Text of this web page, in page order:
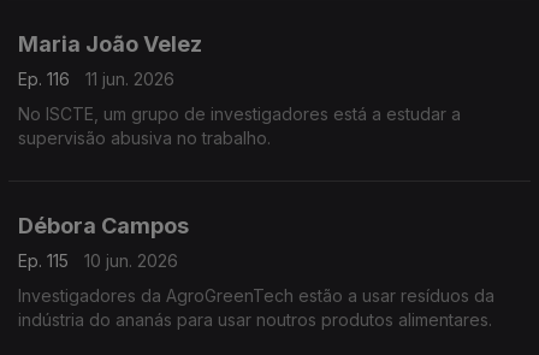
Maria João Velez
Ep. 116
11 jun. 2026
No ISCTE, um grupo de investigadores está a estudar a
supervisão abusiva no trabalho.
Débora Campos
Ep. 115
10 jun. 2026
Investigadores da AgroGreenTech estão a usar resíduos da
indústria do ananás para usar noutros produtos alimentares.